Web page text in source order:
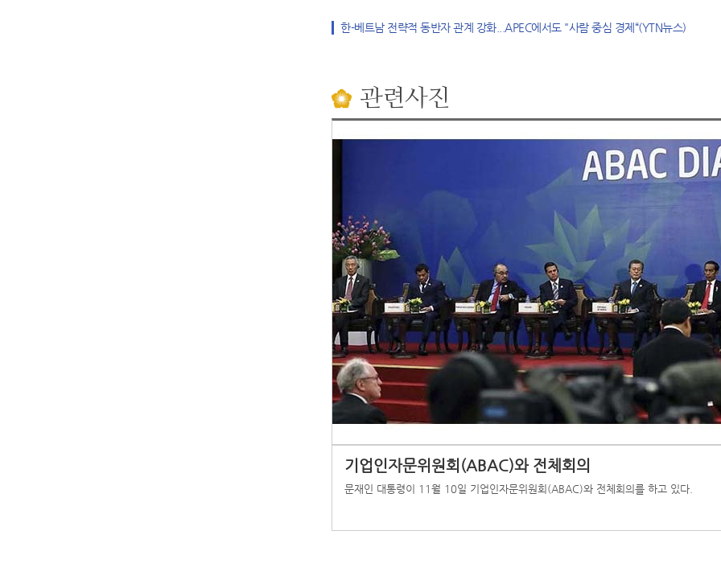
한-베트남 전략적 동반자 관계 강화...APEC에서도 "사람 중심 경제“(YTN뉴스)
관련사진
기업인자문위원회(ABAC)와 전체회의
문재인 대통령이 11월 10일 기업인자문위원회(ABAC)와 전체회의를 하고 있다.